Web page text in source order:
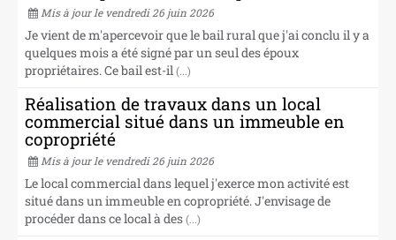
NOS CABINETS
Mis à jour le vendredi 26 juin 2026
Je vient de m'apercevoir que le bail rural que j'ai conclu il y a
quelques mois a été signé par un seul des époux
propriétaires. Ce bail est-il (...)
Réalisation de travaux dans un local
commercial situé dans un immeuble en
copropriété
Mis à jour le vendredi 26 juin 2026
Le local commercial dans lequel j'exerce mon activité est
situé dans un immeuble en copropriété. J'envisage de
procéder dans ce local à des (...)